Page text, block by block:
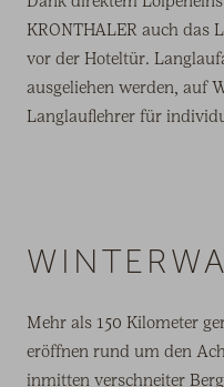
KRONTHALER auch das
vor der Hoteltür.
ausgeliehen werden, auf
Langlauflehrer für
Mehr als 150 Kilometer
eröffnen rund um den
inmitten verschneiter